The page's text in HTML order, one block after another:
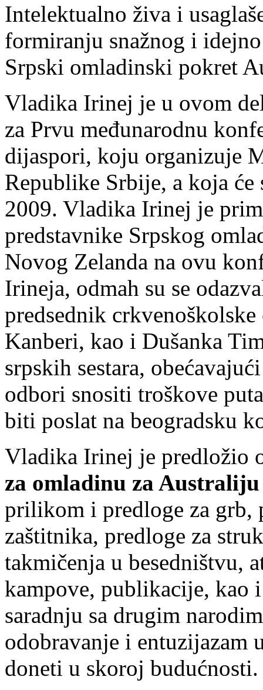
Intelektualno živa i
formiranju snažnog i
Srpski omladinski pokret
Vladika Irinej je u ovom
za Prvu međunarodnu
dijaspori, koju organizuje
Republike Srbije, a koja
2009. Vladika Irinej je
predstavnike Srpskog
Novog Zelanda na ovu
Irineja, odmah su se
predsednik
Kanberi, kao i Dušanka
srpskih sestara,
odbori snositi troškove
biti poslat na beogradsku
Vladika Irinej je predložio
za omladinu za
prilikom i predloge za grb,
zaštitnika, predloge za
takmičenja u besedništvu,
kampove, publikacije, kao
saradnju sa drugim
odobravanje i entuzijazam
doneti u skoroj budućnosti.